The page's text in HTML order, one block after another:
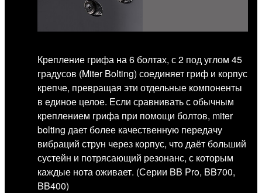
Крепление грифа на 6 болтах, с 2 под углом 45
градусов (Miter Bolting) соединяет гриф и корпус
крепче, превращая эти отдельные компоненты
в единое целое. Если сравнивать с обычным
креплением грифа при помощи болтов, miter
bolting дает более качественную передачу
вибраций струн через корпус, что даёт больший
сустейн и потрясающий резонанс, с которым
каждые нота оживает. (Серии BB Pro, BB700,
BB400)